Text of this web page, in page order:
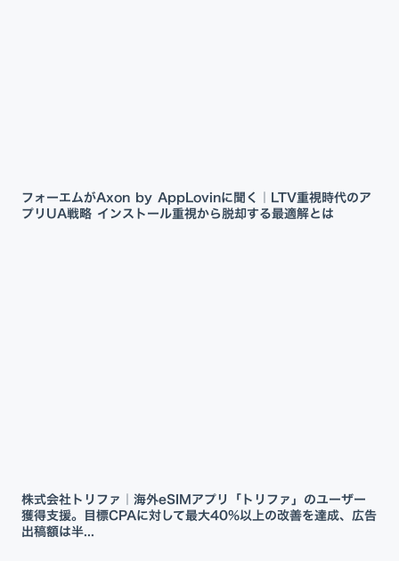
フォーエムがAxon by AppLovinに聞く｜LTV重視時代のア
プリUA戦略 インストール重視から脱却する最適解とは
株式会社トリファ｜海外eSIMアプリ「トリファ」のユーザー
獲得支援。目標CPAに対して最大40%以上の改善を達成、広告
出稿額は半...